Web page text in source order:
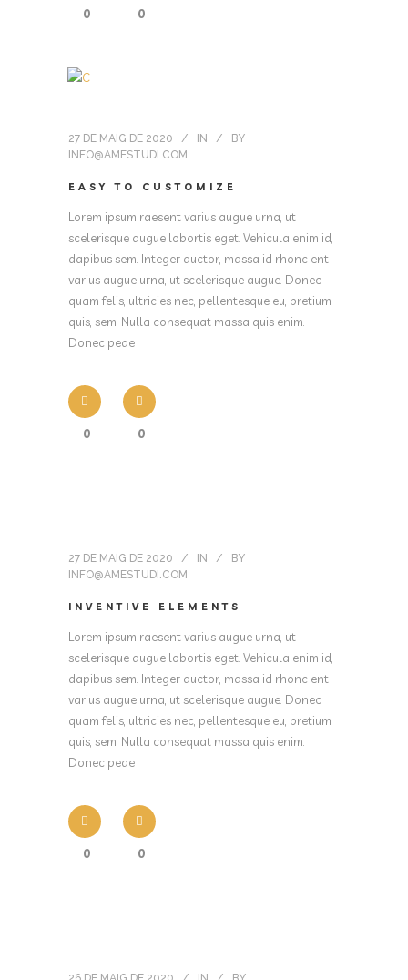
0 0
27 DE MAIG DE 2020 IN
BY
INFO@AMESTUDI.COM
EASY TO CUSTOMIZE
Lorem ipsum raesent varius augue urna, ut
scelerisque augue lobortis eget. Vehicula enim id,
dapibus sem. Integer auctor, massa id rhonc ent
varius augue urna, ut scelerisque augue. Donec
quam felis, ultricies nec, pellentesque eu, pretium
quis, sem. Nulla consequat massa quis enim.
Donec pede
0 0
27 DE MAIG DE 2020 IN
BY
INFO@AMESTUDI.COM
INVENTIVE ELEMENTS
Lorem ipsum raesent varius augue urna, ut
scelerisque augue lobortis eget. Vehicula enim id,
dapibus sem. Integer auctor, massa id rhonc ent
varius augue urna, ut scelerisque augue. Donec
quam felis, ultricies nec, pellentesque eu, pretium
quis, sem. Nulla consequat massa quis enim.
Donec pede
0 0